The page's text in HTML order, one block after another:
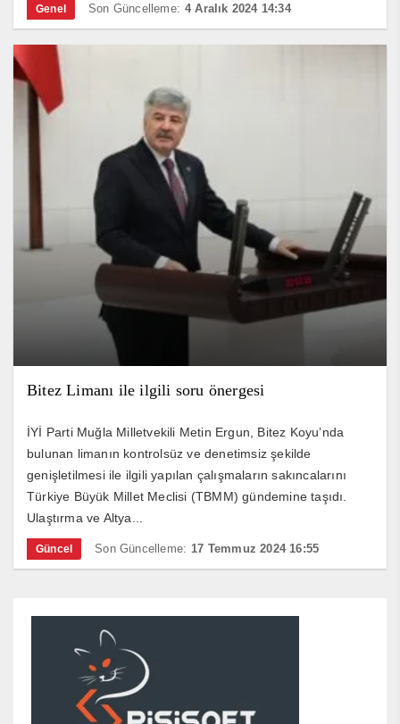
Genel Son Güncelleme: 4 Aralık 2024 14:34
Bitez Limanı ile ilgili soru önergesi
İYİ Parti Muğla Milletvekili Metin Ergun, Bitez Koyu’nda
bulunan limanın kontrolsüz ve denetimsiz şekilde
genişletilmesi ile ilgili yapılan çalışmaların sakıncalarını
Türkiye Büyük Millet Meclisi (TBMM) gündemine taşıdı.
Ulaştırma ve Altya...
Güncel Son Güncelleme: 17 Temmuz 2024 16:55